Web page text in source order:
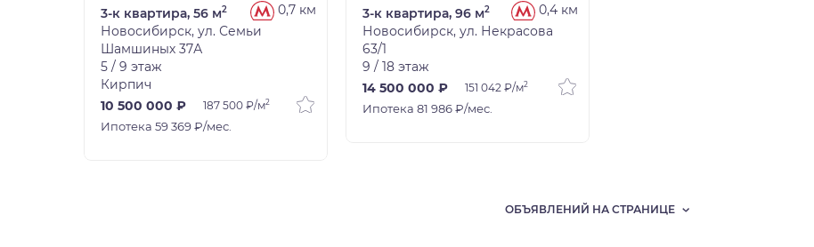
0,7 км
3-к квартира, 56 м2
Новосибирск, ул. Семьи
Шамшиных 37А
5 / 9 этаж
Кирпич
10 500 000 ₽
187 500 ₽/м2
Ипотека 59 369 ₽/мес.
0,4 км
3-к квартира, 96 м2
Новосибирск, ул. Некрасова
63/1
9 / 18 этаж
14 500 000 ₽
151 042 ₽/м2
Ипотека 81 986 ₽/мес.
ОБЪЯВЛЕНИЙ НА СТРАНИЦЕ